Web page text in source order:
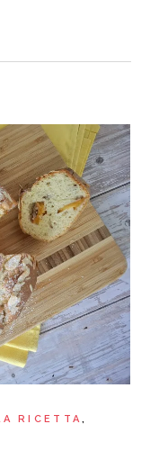
RICETTA